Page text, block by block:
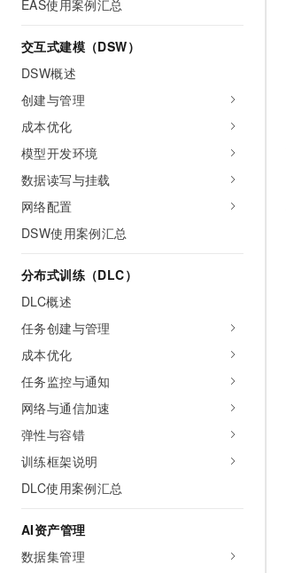
EAS使用案例汇总
交互式建模（DSW）
DSW概述
创建与管理
成本优化
模型开发环境
数据读写与挂载
网络配置
DSW使用案例汇总
分布式训练（DLC）
DLC概述
任务创建与管理
成本优化
任务监控与通知
网络与通信加速
弹性与容错
训练框架说明
DLC使用案例汇总
AI资产管理
数据集管理